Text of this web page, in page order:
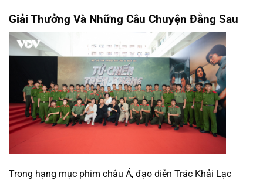
Giải Thưởng Và Những Câu Chuyện Đằng Sau
Trong hạng mục phim châu Á, đạo diễn Trác Khải Lạc